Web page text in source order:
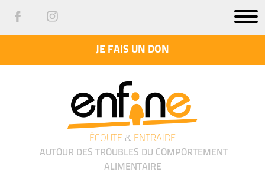
JE FAIS UN DON
ÉCOUTE & ENTRAIDE
AUTOUR DES TROUBLES DU COMPORTEMENT
ALIMENTAIRE